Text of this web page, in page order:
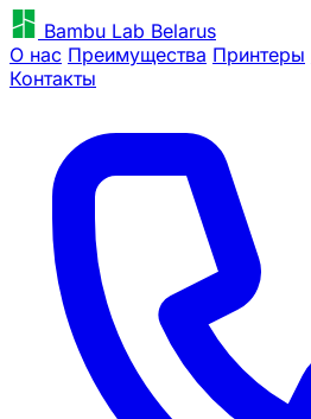
Bambu Lab Belarus
О нас Преимущества Принтеры
Контакты